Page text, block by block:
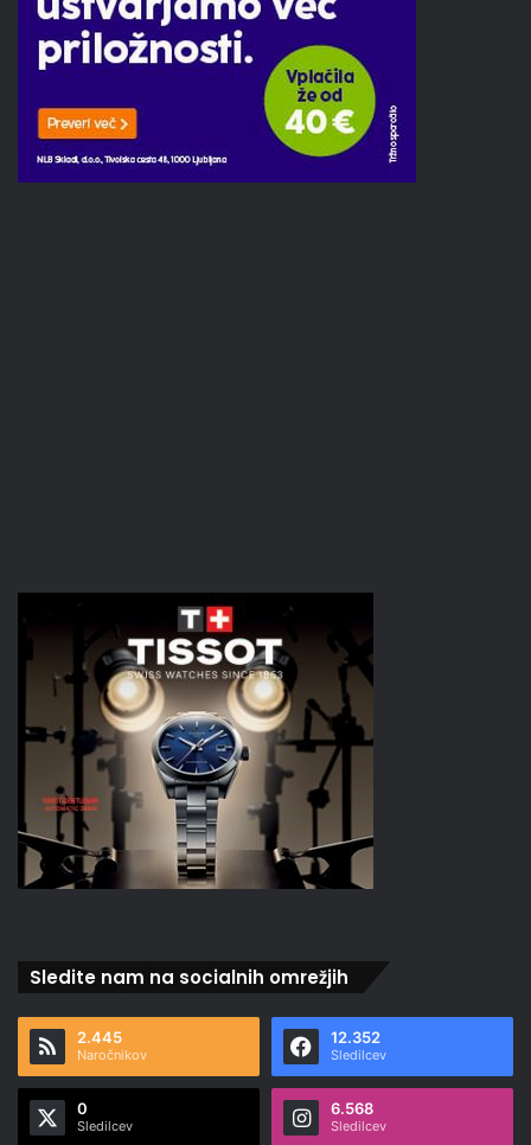
Sledite nam na socialnih omrežjih
2.445
Naročnikov
12.352
Sledilcev
0
Sledilcev
6.568
Sledilcev